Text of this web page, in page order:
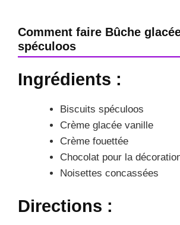
Comment faire Bûche
spéculoos
Ingrédients :
Biscuits spéculoos
Crème glacée vanille
Crème fouettée
Chocolat pour la
Noisettes concassées
Directions :